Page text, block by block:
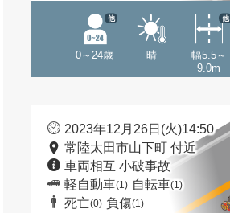
0～24歳
他
晴
幅5.5～
9.0m
他
2023年12月26日(火)14:50
常陸太田市山下町 付近
車両相互 小破事故
軽自動車(1) 自転車(1)
死亡(0) 負傷(1)